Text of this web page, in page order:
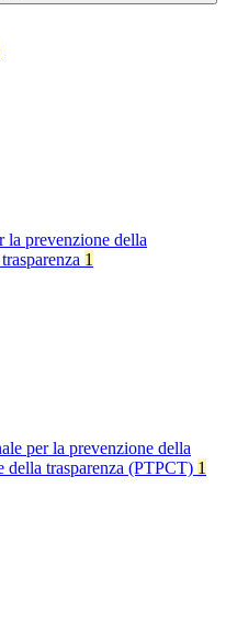
la prevenzione della
1
per la prevenzione della
della trasparenza (PTPCT) 1